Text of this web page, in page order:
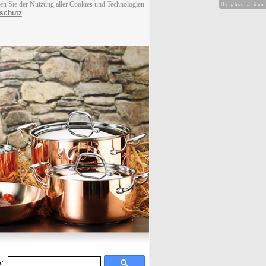
Sie der Nutzung aller Cookies und Technologien
Hy-phen-a-tion